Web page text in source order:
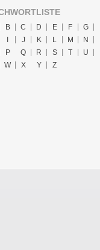
B C D E F
G
J K L M
N
P Q R S T
U
W X Y Z